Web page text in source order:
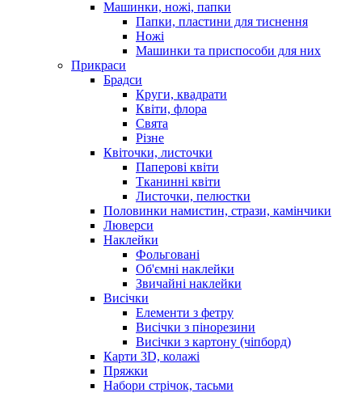
Машинки, ножі, папки
Папки, пластини для тиснення
Ножі
Машинки та приспособи для них
Прикраси
Брадси
Круги, квадрати
Квіти, флора
Свята
Різне
Квіточки, листочки
Паперові квіти
Тканинні квіти
Листочки, пелюстки
Половинки намистин, стрази, камінчики
Люверси
Наклейки
Фольговані
Об'ємні наклейки
Звичайні наклейки
Висічки
Елементи з фетру
Висічки з пінорезини
Висічки з картону (чіпборд)
Карти 3D, колажі
Пряжки
Набори стрічок, тасьми